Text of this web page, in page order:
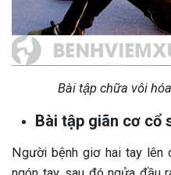
Bài tập chữa vôi
Bài tập giãn cơ cổ
Người bệnh giơ hai tay lên